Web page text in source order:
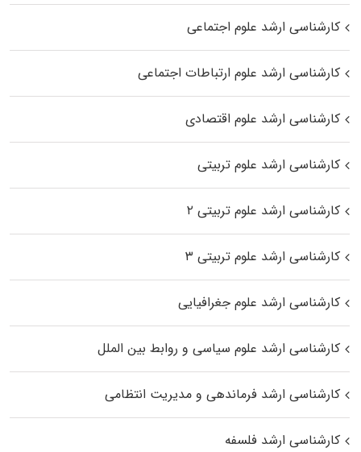
کارشناسی ارشد علوم اجتماعی
کارشناسی ارشد علوم ارتباطات اجتماعی
کارشناسی ارشد علوم اقتصادی
کارشناسی ارشد علوم تربیتی
کارشناسی ارشد علوم تربیتی ۲
کارشناسی ارشد علوم تربیتی ۳
کارشناسی ارشد علوم جغرافیایی
کارشناسی ارشد علوم سیاسی و روابط بین الملل
کارشناسی ارشد فرماندهی و مدیریت انتظامی
کارشناسی ارشد فلسفه